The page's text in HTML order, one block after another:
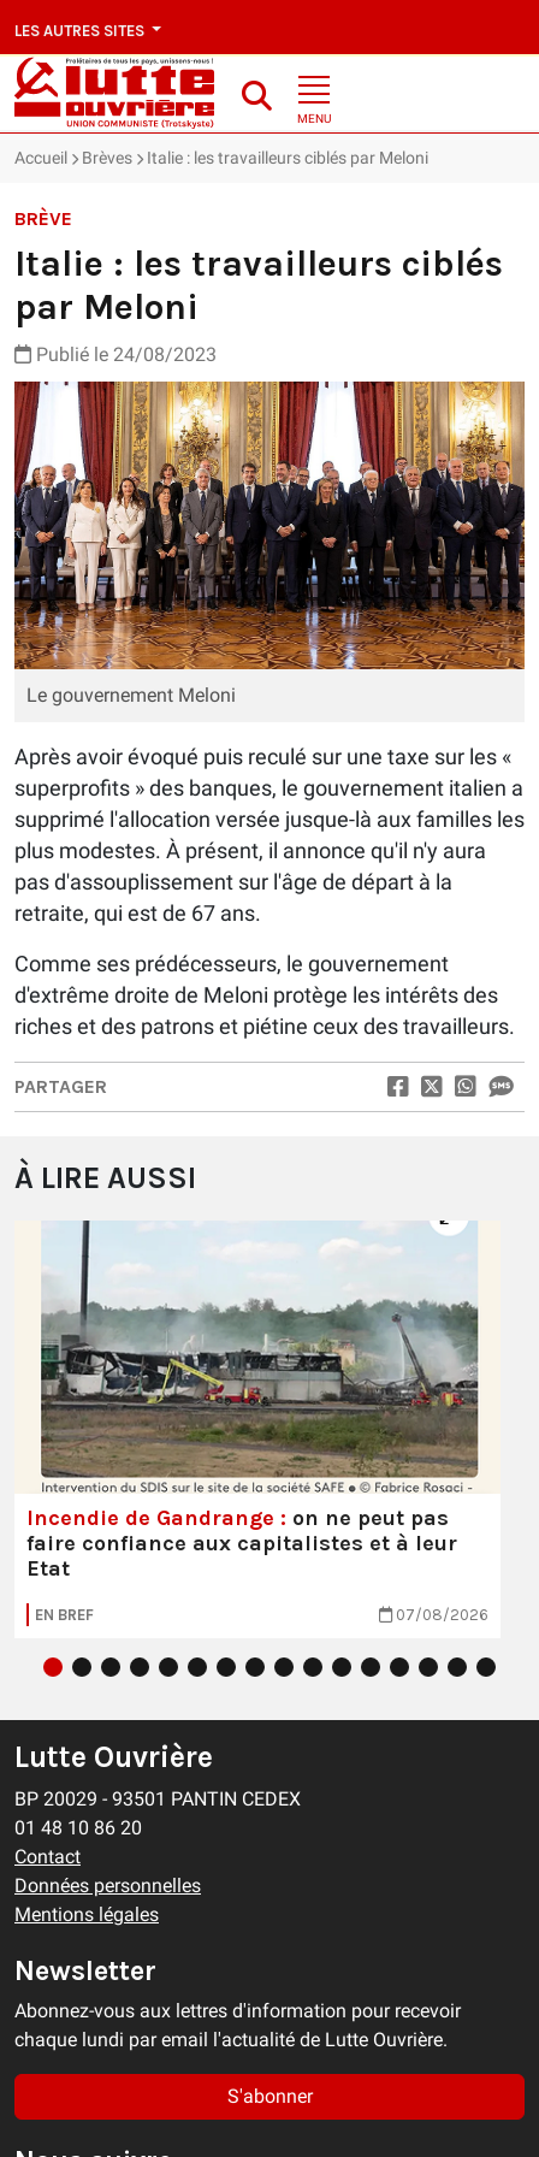
LES AUTRES SITES
MENU
Accueil Brèves Italie : les travailleurs ciblés par Meloni
BRÈVE
Italie : les travailleurs ciblés
par Meloni
Publié le 24/08/2023
Le gouvernement Meloni
Après avoir évoqué puis reculé sur une taxe sur les «
superprofits » des banques, le gouvernement italien a
supprimé l'allocation versée jusque-là aux familles les
plus modestes. À présent, il annonce qu'il n'y aura
pas d'assouplissement sur l'âge de départ à la
retraite, qui est de 67 ans.
Comme ses prédécesseurs, le gouvernement
d'extrême droite de Meloni protège les intérêts des
riches et des patrons et piétine ceux des travailleurs.
PARTAGER
À LIRE AUSSI
Incendie de Gandrange : on ne peut pas
faire confiance aux capitalistes et à leur
Etat
EN BREF 07/08/2026
Lutte Ouvrière
BP 20029 - 93501 PANTIN CEDEX
01 48 10 86 20
Contact
Données personnelles
Mentions légales
Newsletter
Abonnez-vous aux lettres d'information pour recevoir
chaque lundi par email l'actualité de Lutte Ouvrière.
S'abonner